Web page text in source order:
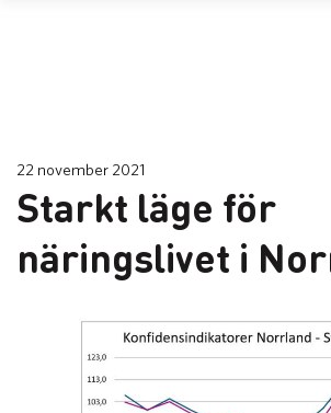
22 november 2021
Starkt läge för
näringslivet i